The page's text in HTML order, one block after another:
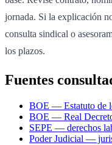
jornada. Si la explicación
consulta sindical o
los plazos.
Fuentes
BOE — Estatuto de
BOE — Real
SEPE — derechos
Poder Judicial —